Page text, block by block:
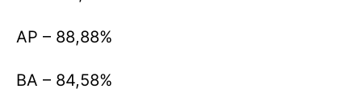
AP – 88,88%
BA – 84,58%